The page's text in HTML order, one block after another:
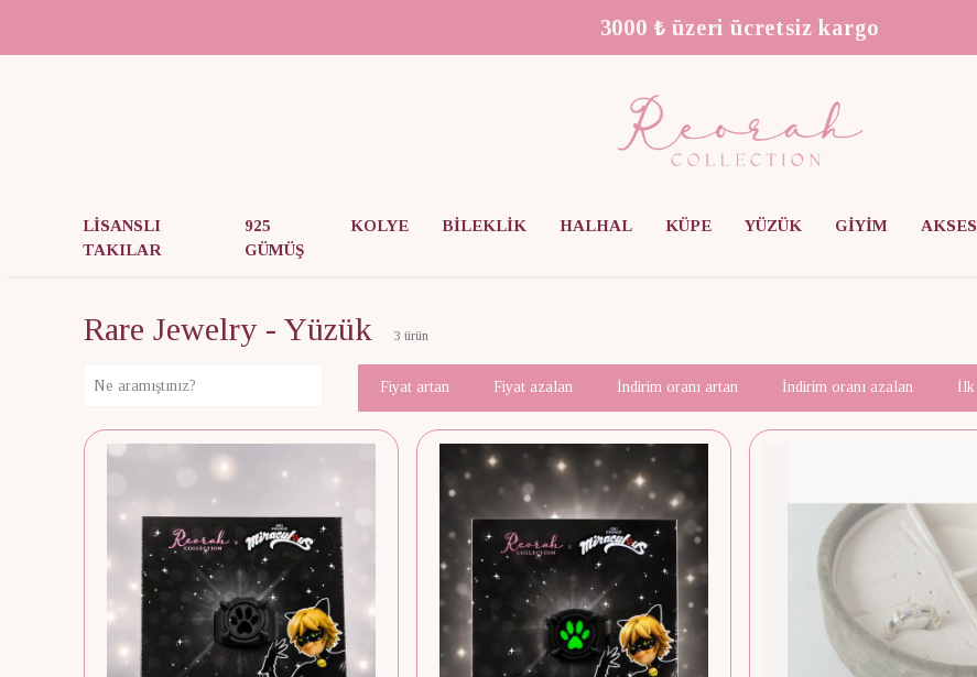
We Ship Worldwide!
LİSANSLI
TAKILAR
925
GÜMÜŞ
KOLYE BİLEKLİK HALHAL KÜPE YÜZÜK GİYİM
Rare Jewelry - Yüzük 3 ürün
Fiyat artan Fiyat azalan İndirim oranı artan İndirim oranı azalan İlk